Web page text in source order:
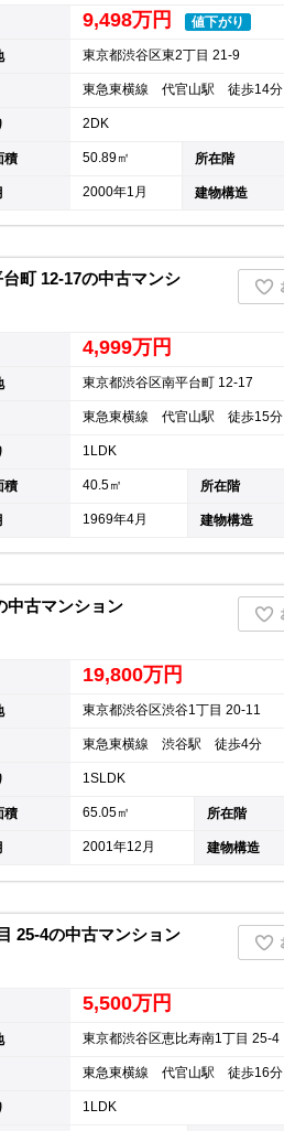
9,498万円 値下がり
東京都渋谷区東2丁目 21-9
東急東横線 代官山駅 徒歩14分
2DK
積 50.89㎡ 所在階
2000年1月 建物構造
町 12-17の中古マンシ
4,999万円
東京都渋谷区南平台町 12-17
東急東横線 代官山駅 徒歩15分
1LDK
積 40.5㎡ 所在階
1969年4月 建物構造
中古マンション
19,800万円
東京都渋谷区渋谷1丁目 20-11
東急東横線 渋谷駅 徒歩4分
1SLDK
積 65.05㎡ 所在階
2001年12月 建物構造
25-4の中古マンション
5,500万円
東京都渋谷区恵比寿南1丁目 25-4
東急東横線 代官山駅 徒歩16分
1LDK